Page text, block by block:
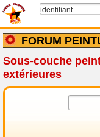
FORUM
Sous-couche
extérieures